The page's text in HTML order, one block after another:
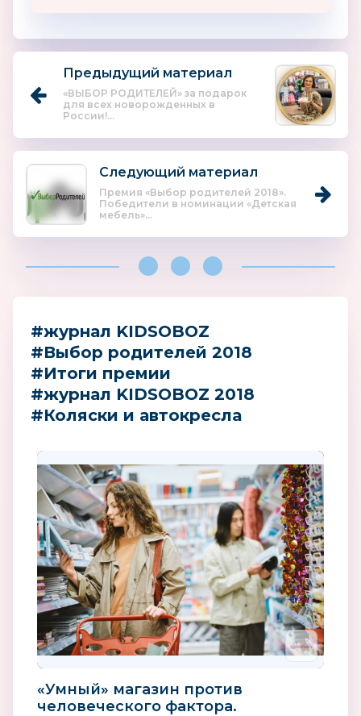
Предыдущий материал
«ВЫБОР РОДИТЕЛЕЙ» за подарок
для всех новорожденных в
России!...
Следующий материал
Премия «Выбор родителей 2018».
Победители в номинации «Детская
мебель»...
#журнал KIDSOBOZ
#Выбор родителей 2018
#Итоги премии
#журнал KIDSOBOZ 2018
#Коляски и автокресла
«Умный» магазин против
человеческого фактора.